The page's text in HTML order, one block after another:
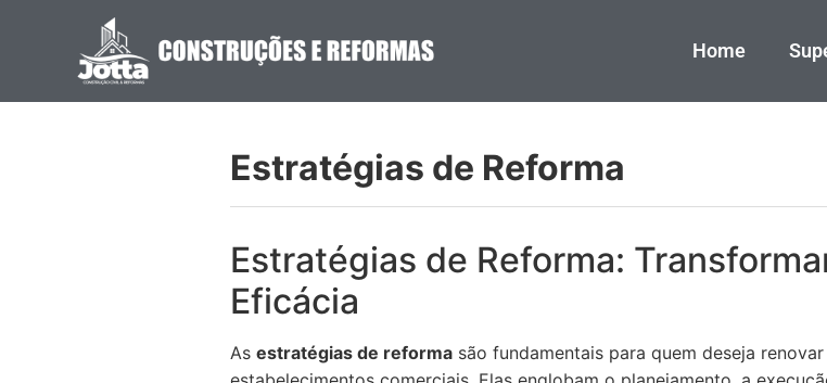
Home
Estratégias de Reforma
Estratégias de Reforma:
Eficácia
As estratégias de reforma são fundamentais para quem deseja